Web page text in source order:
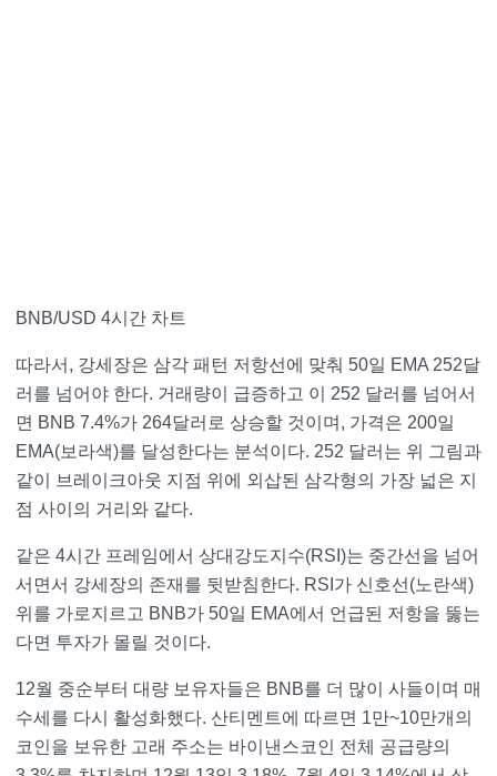
BNB/USD 4시간 차트
따라서, 강세장은 삼각 패턴 저항선에 맞춰 50일 EMA 252달
러를 넘어야 한다. 거래량이 급증하고 이 252 달러를 넘어서
면 BNB 7.4%가 264달러로 상승할 것이며, 가격은 200일
EMA(보라색)를 달성한다는 분석이다. 252 달러는 위 그림과
같이 브레이크아웃 지점 위에 외삽된 삼각형의 가장 넓은 지
점 사이의 거리와 같다.
같은 4시간 프레임에서 상대강도지수(RSI)는 중간선을 넘어
서면서 강세장의 존재를 뒷받침한다. RSI가 신호선(노란색)
위를 가로지르고 BNB가 50일 EMA에서 언급된 저항을 뚫는
다면 투자가 몰릴 것이다.
12월 중순부터 대량 보유자들은 BNB를 더 많이 사들이며 매
수세를 다시 활성화했다. 산티멘트에 따르면 1만~10만개의
코인을 보유한 고래 주소는 바이낸스코인 전체 공급량의